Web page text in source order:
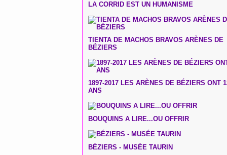
LA CORRID EST UN HUMANISME
TIENTA DE MACHOS BRAVOS ARÈNES DE
BÉZIERS
1897-2017 LES ARÈNES DE BÉZIERS ONT
ANS
BOUQUINS A LIRE...OU OFFRIR
BÉZIERS - MUSÉE TAURIN